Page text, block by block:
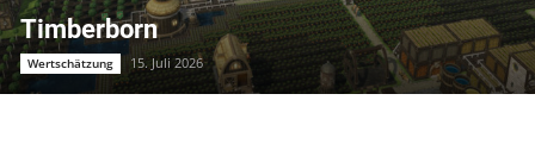
Timberborn
Wertschätzung 15. Juli 2026